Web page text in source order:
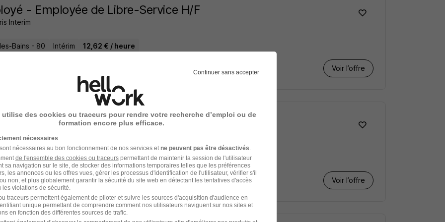
- Employée de Libre-Service H/F
Interim
Bains - 80 Intérim 12,62 € / heure
Voir l’offre
- Trieur·s sur Verre H/F
Bains - 80 Intérim 12,31 € / heure 18 mois
Voir l’offre
Continuer sans accepter
utilise des cookies ou traceurs pour rendre votre recherche d’emploi ou de
formation encore plus efficace.
nécessaires
nécessaires au bon fonctionnement de nos services et ne peuvent pas être désactivés
de l'ensemble des cookies ou traceurspermettant de maintenir la session de l'utilisateur
sa navigation sur le site, de stocker des informations temporaires telles que les préférences
les annonces ou les offres vues, gérer les processus d'identification de l'utilisateur, vérifier s'il
non, et plus globalement garantir la sécurité du site web en détectant les tentatives d'accès
violations de sécurité.
traceurs permettent également de piloter et suivre les sources d'acquisition d'audience en
unique permettant de comprendre comment nos utilisateurs naviguent sur nos sites et
en fonction des différentes sources de trafic.